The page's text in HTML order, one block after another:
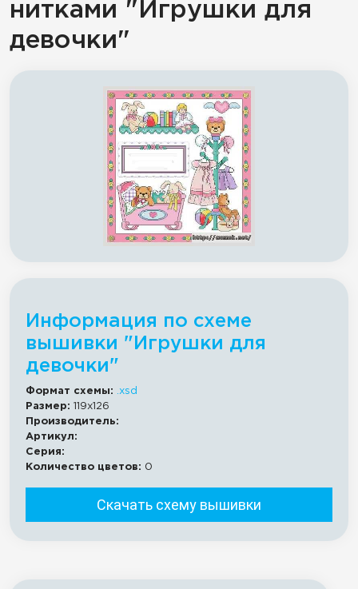
нитками "Игрушки для
девочки"
Информация по схеме
вышивки "Игрушки для
девочки"
Формат схемы:
.xsd
Размер: 119x126
Производитель:
Артикул:
Серия:
Количество цветов: 0
Скачать схему вышивки